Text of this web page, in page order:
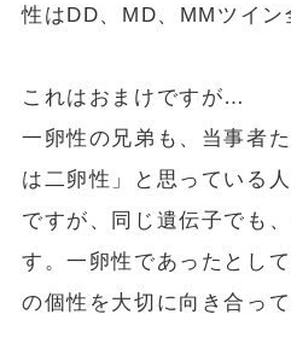
性はDD、MD、MMツイン
これはおまけですが…
一卵性の兄弟も、当事者
は二卵性」と思っている
ですが、同じ遺伝子でも
す。一卵性であったとし
の個性を大切に向き合っ